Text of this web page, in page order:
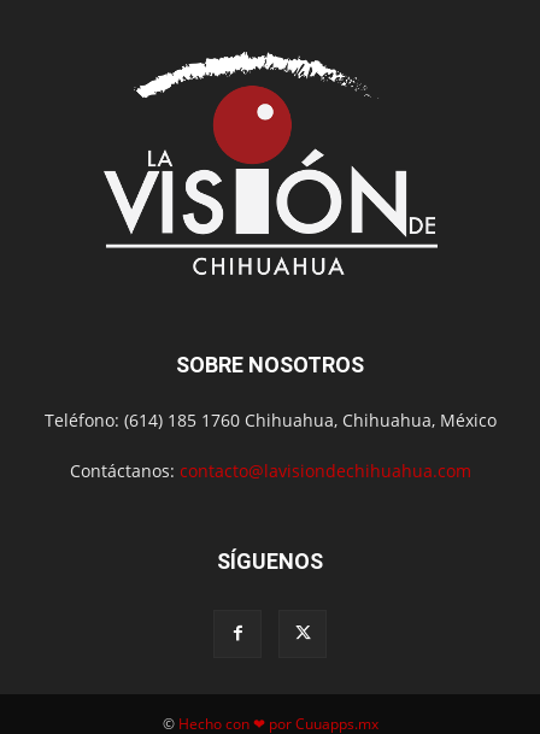
SOBRE NOSOTROS
Teléfono: (614) 185 1760 Chihuahua, Chihuahua, México
Contáctanos: contacto@lavisiondechihuahua.com
SÍGUENOS
© Hecho con ❤ por Cuuapps.mx